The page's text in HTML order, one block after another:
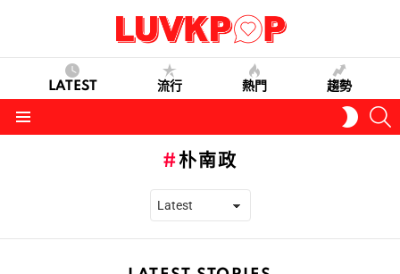
LATEST 流行 熱門 趨勢
SKIN
朴南政